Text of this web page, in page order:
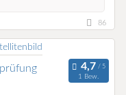
86
1 Bew.